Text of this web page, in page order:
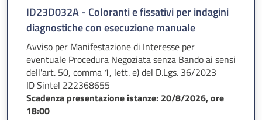
ID23D032A - Coloranti e fissativi per indagini
diagnostiche con esecuzione manuale
Avviso per Manifestazione di Interesse per
eventuale Procedura Negoziata senza Bando ai sensi
dell'art. 50, comma 1, lett. e) del D.Lgs. 36/2023
ID Sintel 222368655
Scadenza presentazione istanze: 20/8/2026, ore
18:00